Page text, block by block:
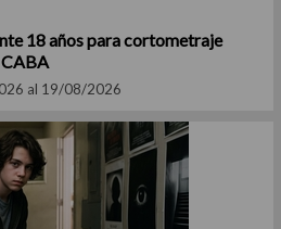
18 años para cortometraje
al 19/08/2026